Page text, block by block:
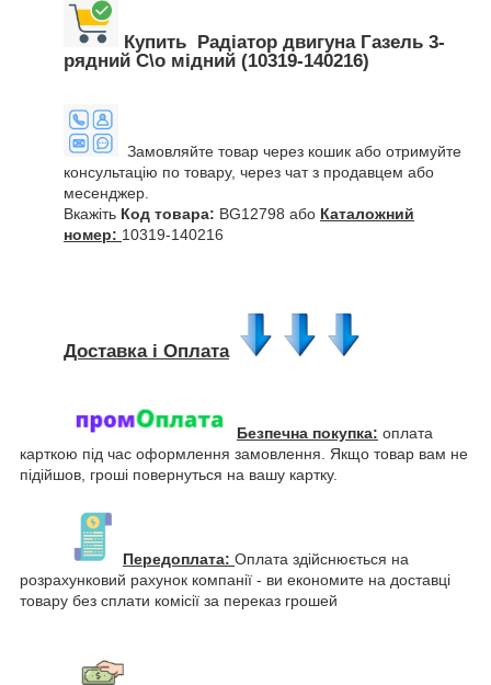
Купить Радіатор двигуна Газель 3-
рядний С\о мідний (10319-140216)
Замовляйте товар через кошик або отримуйте
консультацію по товару, через чат з продавцем або
месенджер.
Вкажіть Код товара: BG12798 або Каталожний
номер: 10319-140216
Доставка і Оплата
Безпечна покупка: оплата
карткою під час оформлення замовлення. Якщо товар вам не
підійшов, гроші повернуться на вашу картку.
Передоплата: Оплата здійснюється на
розрахунковий рахунок компанії - ви економите на доставці
товару без сплати комісії за переказ грошей